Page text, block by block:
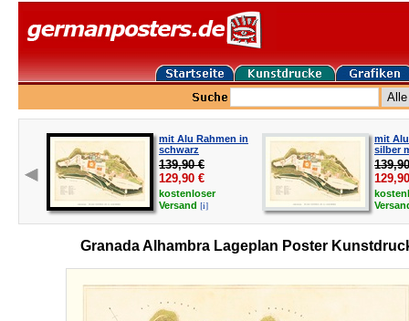
mit Alu Rahmen in
schwarz
139,90 €
129,90 €
kostenloser
Versand [i]
mit
silber
129,90
Granada Alhambra Lageplan Poster